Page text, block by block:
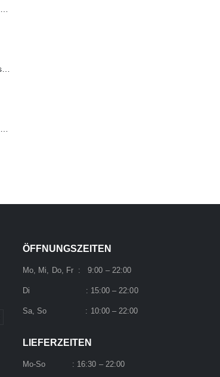
ÖFFNUNGSZEITEN
Mo, Mi, Do, Fr : 9:00 – 22:00
Di : 15:00 – 22:00
Sa, So : 10:00 – 22:00
LIEFERZEITEN
Mo-So : 16:30 – 22:00